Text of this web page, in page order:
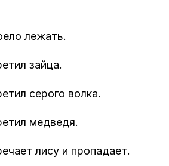
лежать.
зайца.
серого волка.
медведя.
лису и пропадает.